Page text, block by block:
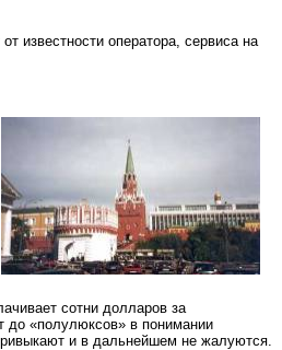
известности оператора, сервиса на
сотни долларов за
до «полулюксов» в понимании
и в дальнейшем не жалуются.